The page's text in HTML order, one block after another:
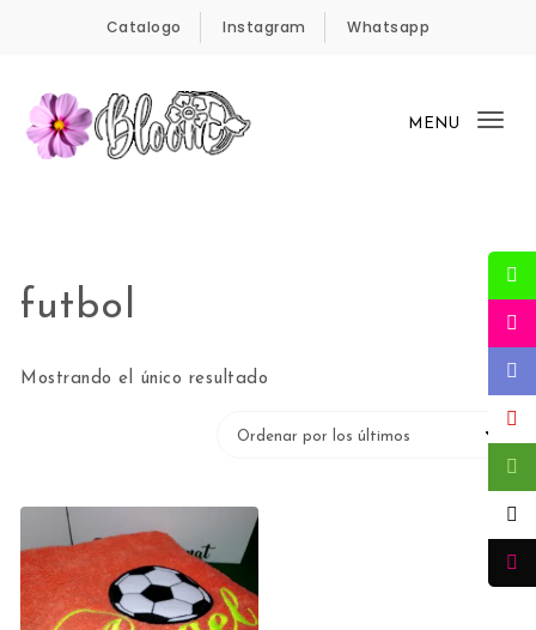
Catalogo Instagram Whatsapp
MENU
futbol
Mostrando el único resultado